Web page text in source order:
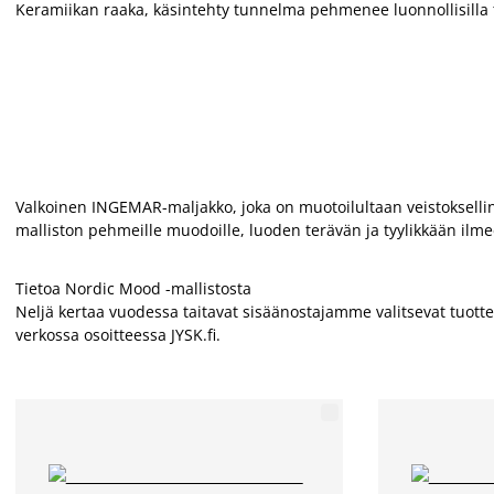
Keramiikan raaka, käsintehty tunnelma pehmenee
Valkoinen INGEMAR-maljakko, joka on muotoilultaan
malliston pehmeille muodoille, luoden terävän ja tyylikkään
Tietoa Nordic Mood -mallistosta
Neljä kertaa vuodessa taitavat sisäänostajamme valitsevat
verkossa osoitteessa JYSK.fi.